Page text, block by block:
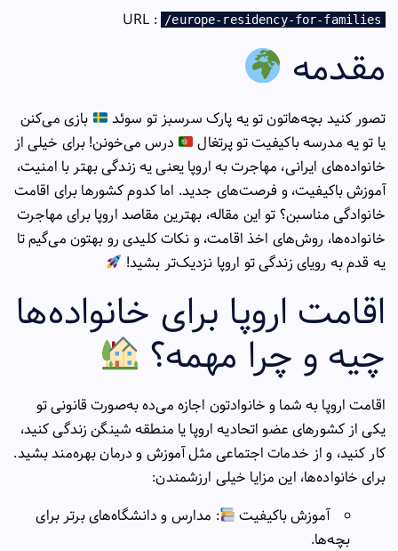
URL : /europe-residency-for-families
مقدمه
تصور کنید بچه‌هاتون تو یه پارک سرسبز تو سوئد
بازی می‌کنن
یا تو یه مدرسه باکیفیت تو پرتغال
درس می‌خونن! برای خیلی از
خانواده‌های ایرانی، مهاجرت به اروپا یعنی یه زندگی بهتر با امنیت،
آموزش باکیفیت، و فرصت‌های جدید. اما کدوم کشورها برای اقامت
خانوادگی مناسبن؟ تو این مقاله، بهترین مقاصد اروپا برای مهاجرت
خانواده‌ها، روش‌های اخذ اقامت، و نکات کلیدی رو بهتون می‌گیم تا
یه قدم به رویای زندگی تو اروپا نزدیک‌تر بشید!
اقامت اروپا برای خانواده‌ها
چیه و چرا مهمه؟
اقامت اروپا به شما و خانوادتون اجازه می‌ده به‌صورت قانونی تو
یکی از کشورهای عضو اتحادیه اروپا یا منطقه شینگن زندگی کنید،
کار کنید، و از خدمات اجتماعی مثل آموزش و درمان بهره‌مند بشید.
برای خانواده‌ها، این مزایا خیلی ارزشمندن:
آموزش باکیفیت
: مدارس و دانشگاه‌های برتر برای
بچه‌ها.